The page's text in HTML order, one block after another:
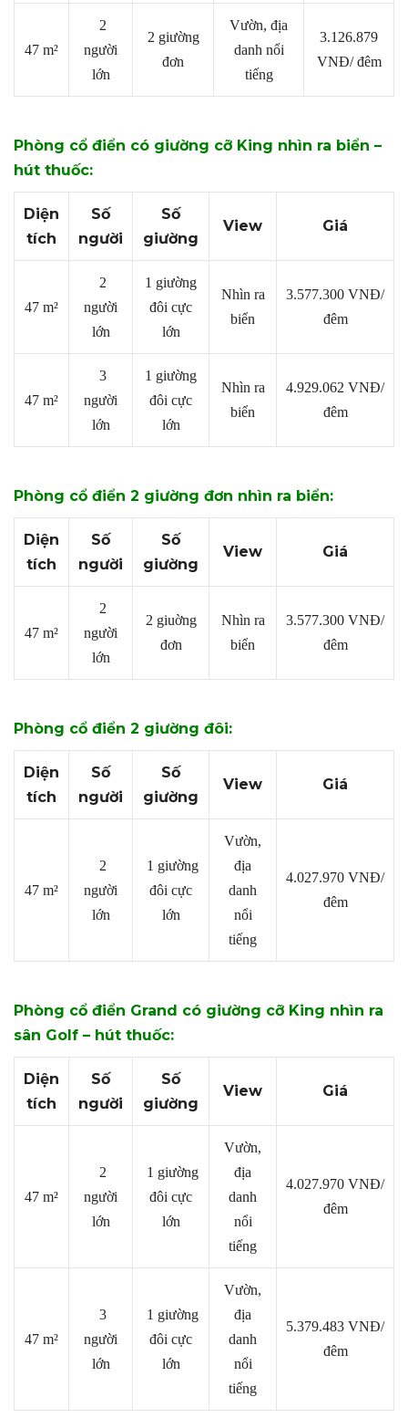
47 m²
2
người
lớn
2 giường
đơn
Vườn, địa
danh nổi
tiếng
3.126.879
VNĐ/ đêm
Phòng cổ điển có giường cỡ King nhìn ra biển –
hút thuốc:
Diện
tích
Số
người
Số
giường
View Giá
47 m²
2
người
lớn
1 giường
đôi cực
lớn
Nhìn ra
biển
3.577.300 VNĐ/
đêm
47 m²
3
người
lớn
1 giường
đôi cực
lớn
Nhìn ra
biển
4.929.062 VNĐ/
đêm
Phòng cổ điển 2 giường đơn nhìn ra biển:
Diện
tích
Số
người
Số
giường
View Giá
47 m²
2
người
lớn
2 giuờng
đơn
Nhìn ra
biển
3.577.300 VNĐ/
đêm
Phòng cổ điển 2 giường đôi:
Diện
tích
Số
người
Số
giường
View Giá
47 m²
2
người
lớn
1 giường
đôi cực
lớn
Vườn,
địa
danh
nổi
tiếng
4.027.970 VNĐ/
đêm
Phòng cổ điển Grand có giường cỡ King nhìn ra
sân Golf – hút thuốc:
Diện
tích
Số
người
Số
giường
View Giá
47 m²
2
người
lớn
1 giường
đôi cực
lớn
Vườn,
địa
danh
nổi
tiếng
4.027.970 VNĐ/
đêm
47 m²
3
người
lớn
1 giường
đôi cực
lớn
Vườn,
địa
danh
nổi
tiếng
5.379.483 VNĐ/
đêm